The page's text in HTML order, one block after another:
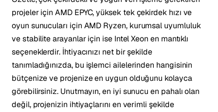
projeler için AMD EPYC, yüksek tek çekirdek hızı ve
oyun sunucuları için AMD Ryzen, kurumsal uyumluluk
ve stabilite arayanlar için ise Intel Xeon en mantıklı
seçeneklerdir. İhtiyacınızı net bir şekilde
tanımladığınızda, bu işlemci ailelerinden hangisinin
bütçenize ve projenize en uygun olduğunu kolayca
görebilirsiniz. Unutmayın, en iyi sunucu en pahalı olan
değil, projenizin ihtiyaçlarını en verimli şekilde